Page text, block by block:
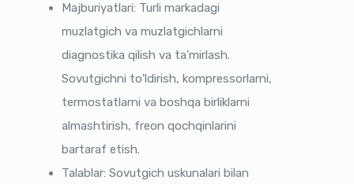
Majburiyatlari: Turli markadagi
muzlatgich va muzlatgichlarni
diagnostika qilish va ta’mirlash.
Sovutgichni to'ldirish, kompressorlarni,
termostatlarni va boshqa birliklarni
almashtirish, freon qochqinlarini
bartaraf etish.
Talablar: Sovutgich uskunalari bilan